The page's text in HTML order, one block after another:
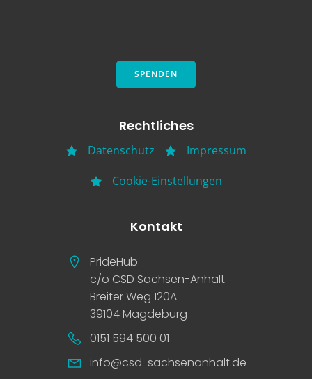
SPENDEN
Kontakt
PrideHub
c/o CSD Sachsen-Anhalt
Breiter Weg 120A
39104 Magdeburg
0151 594 500 01
info@csd-sachsenanhalt.de
Rechtliches
Datenschutz
Impressum
Cookie-Einstellungen